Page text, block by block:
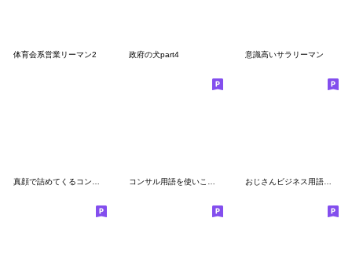
体育会系営業リーマン2 政府の犬part4 意識高いサラリーマン
おじさんビジネス用語を使いこなすAI美女